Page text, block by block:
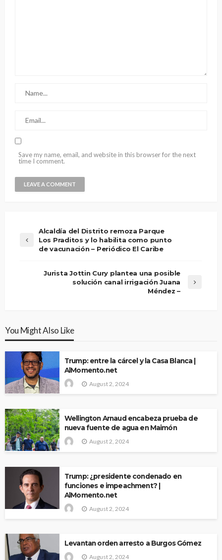
Save my name, email, and website in this browser for the next
time I comment.
Alcaldía del Distrito remoza Parque
Los Praditos y lo habilita como punto
de vacunación – Periódico El Caribe
Jurista Jottin Cury plantea una posible
solución canal irrigación Juana
Méndez –
You Might Also Like
Trump: entre la cárcel y la Casa Blanca |
AlMomento.net
August 2, 2024
Wellington Arnaud encabeza prueba de
nueva fuente de agua en Maimón
August 2, 2024
Trump: ¿presidente condenado en
funciones e impeachment? |
AlMomento.net
August 2, 2024
Levantan orden arresto a Burgos Gómez
August 2, 2024